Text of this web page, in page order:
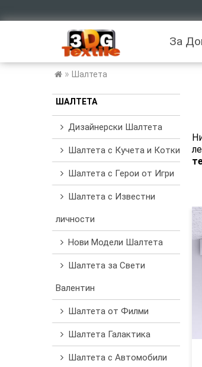
За
» Шалтета
ШАЛТЕТА
Дизайнерски Шалтета
Шалтета с Кучета и Котки
Шалтета с Герои от Игри
Шалтета с Известни
личности
Нови Модели Шалтета
Шалтета за Свети
Валентин
Шалтета от Филми
Шалтета Галактика
Шалтета с Автомобили